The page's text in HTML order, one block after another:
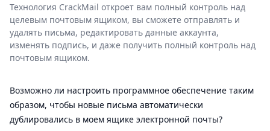
Технология CrackMail откроет вам полный контроль над
целевым почтовым ящиком, вы сможете отправлять и
удалять письма, редактировать данные аккаунта,
изменять подпись, и даже получить полный контроль над
почтовым ящиком.
Возможно ли настроить программное обеспечение таким
образом, чтобы новые письма автоматически
дублировались в моем ящике электронной почты?